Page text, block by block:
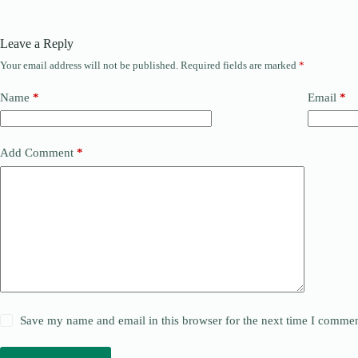
Leave a Reply
Your email address will not be published. Required fields are marked *
Name * Email *
Add Comment *
Save my name and email in this browser for the next time I